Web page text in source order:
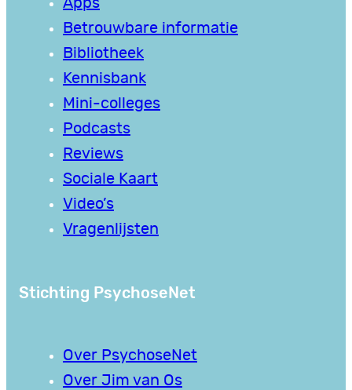
Betrouwbare informatie
Bibliotheek
Kennisbank
Mini-colleges
Podcasts
Reviews
Sociale Kaart
Video’s
Vragenlijsten
Stichting PsychoseNet
Over PsychoseNet
Over Jim van Os